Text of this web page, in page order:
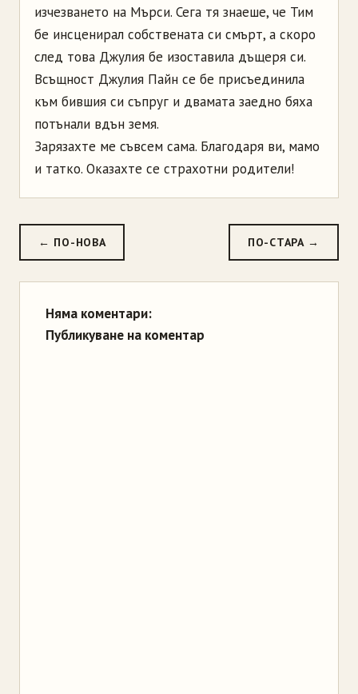
изчезването на Мърси. Сега тя знаеше, че Тим
бе инсценирал собствената си смърт, а скоро
след това Джулия бе изоставила дъщеря си.
Всъщност Джулия Пайн се бе присъединила
към бившия си съпруг и двамата заедно бяха
потънали вдън земя.
Зарязахте ме съвсем сама. Благодаря ви, мамо
и татко. Оказахте се страхотни родители!
← ПО-НОВА ПО-СТАРА →
Няма коментари:
Публикуване на коментар